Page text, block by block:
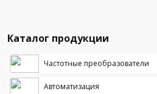
Каталог продукции
Частотные преобразователи
Автоматизация